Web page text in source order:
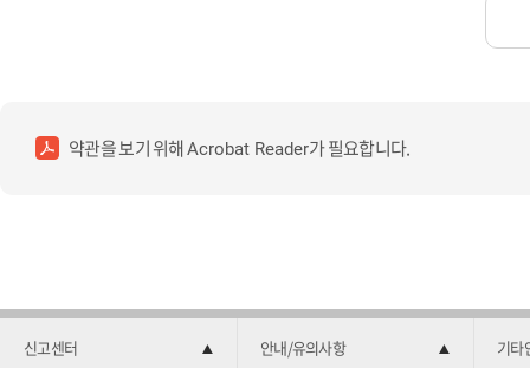
약관을 보기 위해Acrobat Reader가 필요합니다.
신고센터 안내/유의사항 기타